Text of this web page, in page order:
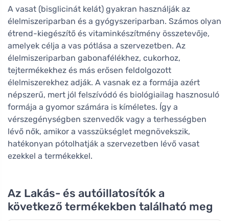
A vasat (bisglicinát kelát) gyakran használják az
élelmiszeriparban és a gyógyszeriparban. Számos olyan
étrend-kiegészítő és vitaminkészítmény összetevője,
amelyek célja a vas pótlása a szervezetben. Az
élelmiszeriparban gabonafélékhez, cukorhoz,
tejtermékekhez és más erősen feldolgozott
élelmiszerekhez adják. A vasnak ez a formája azért
népszerű, mert jól felszívódó és biológiailag hasznosuló
formája a gyomor számára is kíméletes. Így a
vérszegénységben szenvedők vagy a terhességben
lévő nők, amikor a vasszükséglet megnövekszik,
hatékonyan pótolhatják a szervezetben lévő vasat
ezekkel a termékekkel.
Az Lakás- és autóillatosítók a
következő termékekben található meg